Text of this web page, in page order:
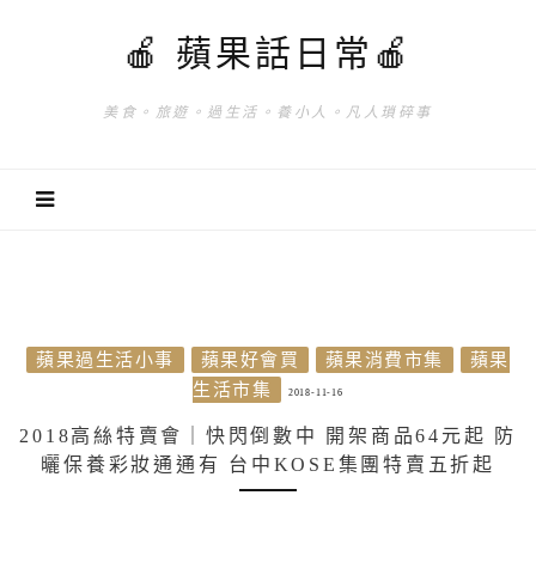
🍎 蘋果話日常🍎
美食。旅遊。過生活。養小人。凡人瑣碎事
蘋果過生活小事 蘋果好會買 蘋果消費市集
蘋果
生活市集
2018-11-16
2018高絲特賣會｜快閃倒數中 開架商品64元起 防
曬保養彩妝通通有 台中KOSE集團特賣五折起